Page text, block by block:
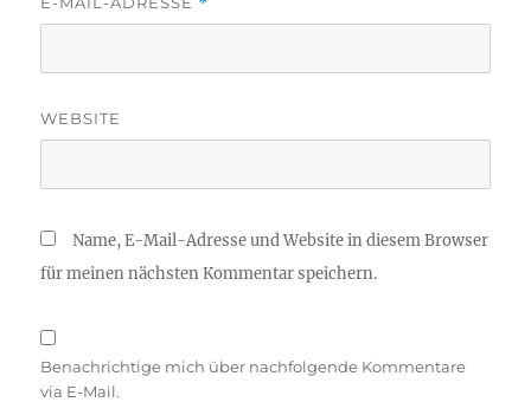
WEBSITE
Name, E-Mail-Adresse und Website in diesem Browser
für meinen nächsten Kommentar speichern.
Benachrichtige mich über nachfolgende Kommentare
via E-Mail.